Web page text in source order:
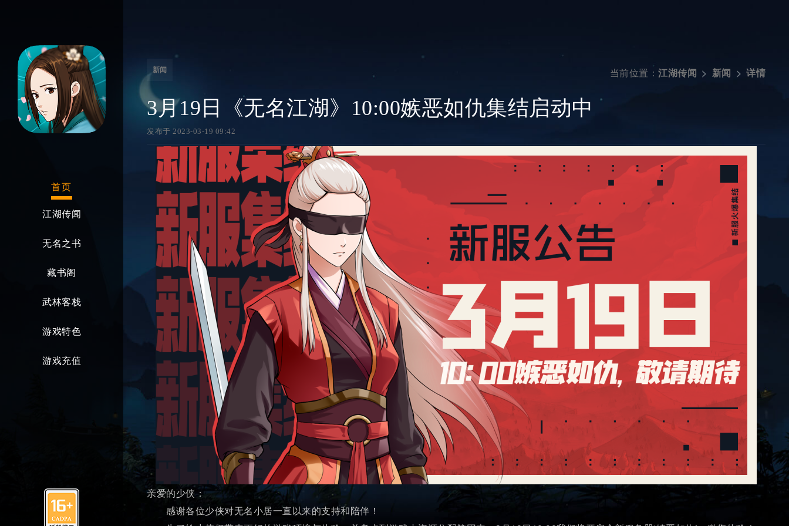
首页
江湖传闻
无名之书
藏书阁
武林客栈
游戏特色
游戏充值
新闻 当前位置： 江湖传闻 新闻 详情
3月19日《无名江湖》10:00嫉恶如仇集结启动中
发布于 2023-03-19 09:42
亲爱的少侠：
感谢各位少侠对无名小居一直以来的支持和陪伴！